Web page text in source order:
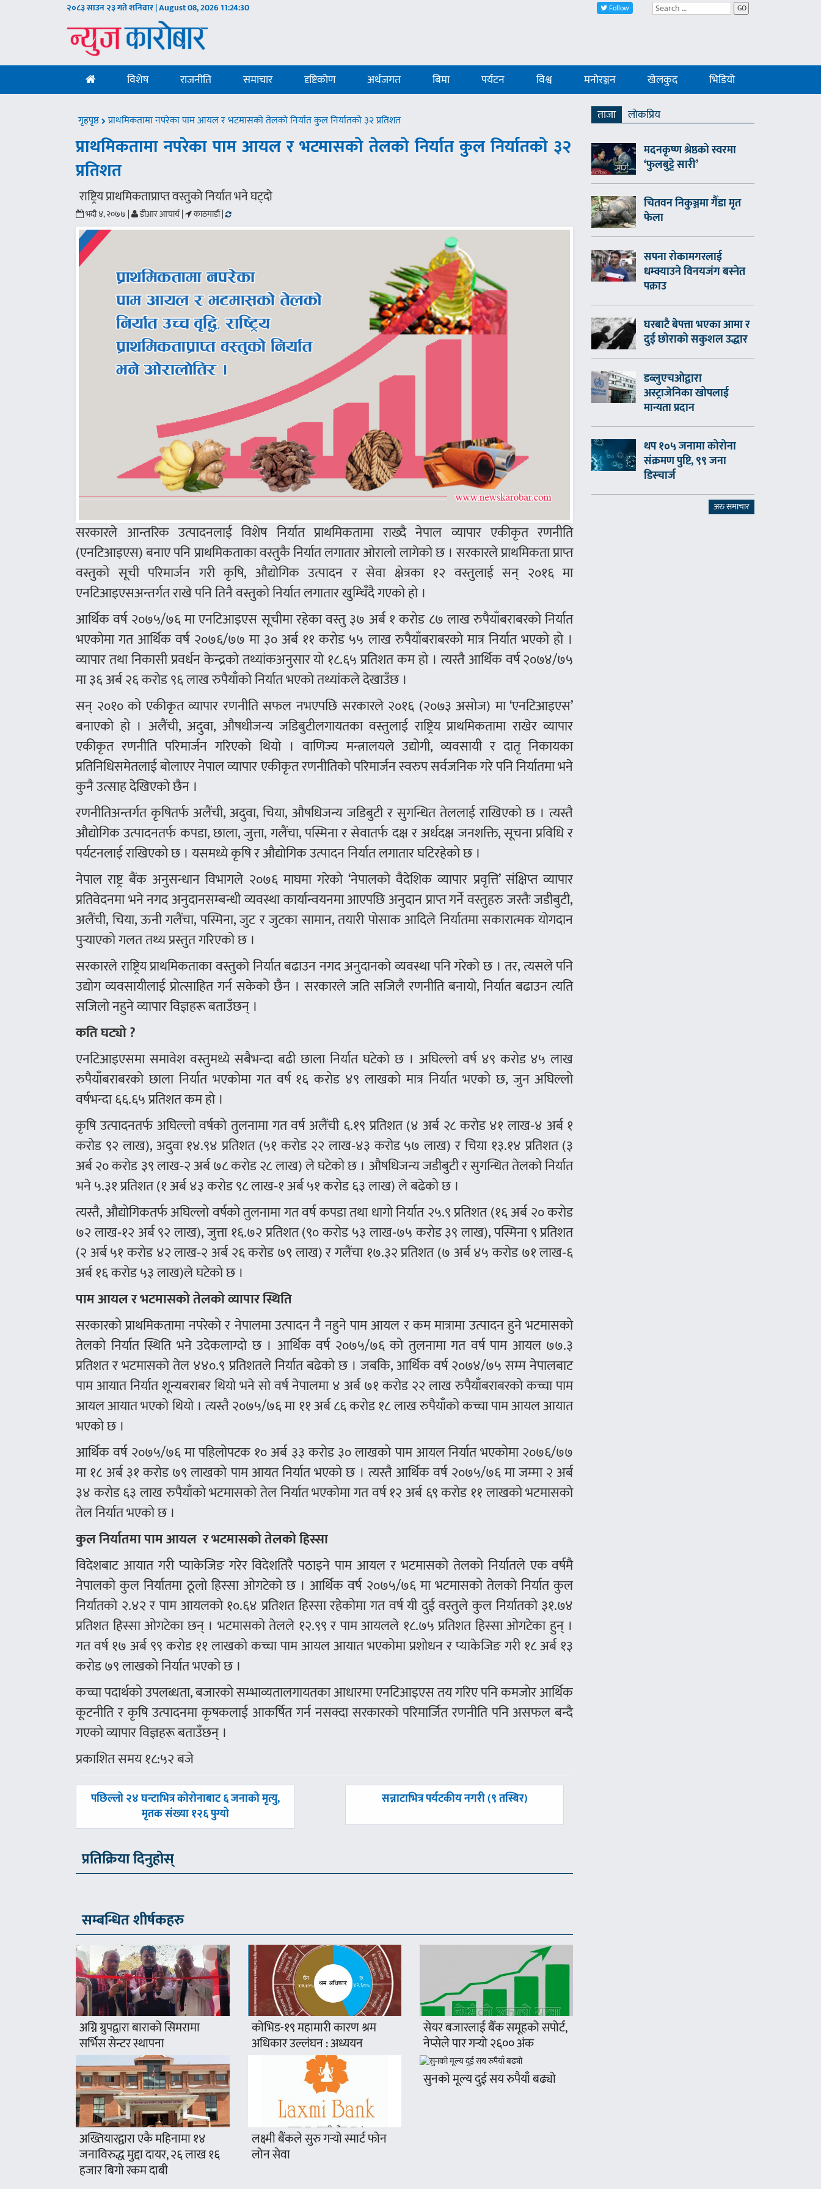
२०८३ साउन २३ गते शनिवार | August 08, 202611:24:31 Follow GO
विशेष राजनीति समाचार दृष्टिकोण अर्थजगत बिमा पर्यटन विश्व मनोरञ्जन खेलकुद भिडियो
गृहपृष्ठ प्राथमिकतामा नपरेका पाम आयल र भटमासको तेलको निर्यात कुल निर्यातको ३२ प्रतिशत
प्राथमिकतामा नपरेका पाम आयल र भटमासको तेलको निर्यात कुल निर्यातको ३२
प्रतिशत
राष्ट्रिय प्राथमिकताप्राप्त वस्तुको निर्यात भने घट्दो
भदौ ४, २०७७ | डीआर आचार्य | काठमाडौं |
सरकारले आन्तरिक उत्पादनलाई विशेष निर्यात प्राथमिकतामा राख्दै नेपाल व्यापार एकीकृत रणनीति
(एनटिआइएस) बनाए पनि प्राथमिकताका वस्तुकै निर्यात लगातार ओरालो लागेको छ । सरकारले प्राथमिकता प्राप्त
वस्तुको सूची परिमार्जन गरी कृषि, औद्योगिक उत्पादन र सेवा क्षेत्रका १२ वस्तुलाई सन् २०१६ मा
एनटिआइएसअन्तर्गत राखे पनि तिनै वस्तुको निर्यात लगातार खुम्चिँदै गएको हो ।
आर्थिक वर्ष २०७५/७६ मा एनटिआइएस सूचीमा रहेका वस्तु ३७ अर्ब १ करोड ८७ लाख रुपैयाँबराबरको निर्यात
भएकोमा गत आर्थिक वर्ष २०७६/७७ मा ३० अर्ब ११ करोड ५५ लाख रुपैयाँबराबरको मात्र निर्यात भएको हो ।
व्यापार तथा निकासी प्रवर्धन केन्द्रको तथ्यांकअनुसार यो १८.६५ प्रतिशत कम हो । त्यस्तै आर्थिक वर्ष २०७४/७५
मा ३६ अर्ब २६ करोड ९६ लाख रुपैयाँको निर्यात भएको तथ्यांकले देखाउँछ ।
सन् २०१० को एकीकृत व्यापार रणनीति सफल नभएपछि सरकारले २०१६ (२०७३ असोज) मा ‘एनटिआइएस’
बनाएको हो । अलैंची, अदुवा, औषधीजन्य जडिबुटीलगायतका वस्तुलाई राष्ट्रिय प्राथमिकतामा राखेर व्यापार
एकीकृत रणनीति परिमार्जन गरिएको थियो । वाणिज्य मन्त्रालयले उद्योगी, व्यवसायी र दातृ निकायका
प्रतिनिधिसमेतलाई बोलाएर नेपाल व्यापार एकीकृत रणनीतिको परिमार्जन स्वरुप सर्वजनिक गरे पनि निर्यातमा भने
कुनै उत्साह देखिएको छैन ।
रणनीतिअन्तर्गत कृषितर्फ अलैंची, अदुवा, चिया, औषधिजन्य जडिबुटी र सुगन्धित तेललाई राखिएको छ । त्यस्तै
औद्योगिक उत्पादनतर्फ कपडा, छाला, जुत्ता, गलैंचा, पस्मिना र सेवातर्फ दक्ष र अर्धदक्ष जनशक्ति, सूचना प्रविधि र
पर्यटनलाई राखिएको छ । यसमध्ये कृषि र औद्योगिक उत्पादन निर्यात लगातार घटिरहेको छ ।
नेपाल राष्ट्र बैंक अनुसन्धान विभागले २०७६ माघमा गरेको ‘नेपालको वैदेशिक व्यापार प्रवृत्ति’ संक्षिप्त व्यापार
प्रतिवेदनमा भने नगद अनुदानसम्बन्धी व्यवस्था कार्यान्वयनमा आएपछि अनुदान प्राप्त गर्ने वस्तुहरु जस्तैः जडीबुटी,
अलैंची, चिया, ऊनी गलैंचा, पस्मिना, जुट र जुटका सामान, तयारी पोसाक आदिले निर्यातमा सकारात्मक योगदान
पुर्‍याएको गलत तथ्य प्रस्तुत गरिएको छ ।
सरकारले राष्ट्रिय प्राथमिकताका वस्तुको निर्यात बढाउन नगद अनुदानको व्यवस्था पनि गरेको छ । तर, त्यसले पनि
उद्योग व्यवसायीलाई प्रोत्साहित गर्न सकेको छैन । सरकारले जति सजिलै रणनीति बनायो, निर्यात बढाउन त्यति
सजिलो नहुने व्यापार विज्ञहरू बताउँछन् ।
कति घट्यो ?
एनटिआइएसमा समावेश वस्तुमध्ये सबैभन्दा बढी छाला निर्यात घटेको छ । अघिल्लो वर्ष ४९ करोड ४५ लाख
रुपैयाँबराबरको छाला निर्यात भएकोमा गत वर्ष १६ करोड ४९ लाखको मात्र निर्यात भएको छ, जुन अघिल्लो
वर्षभन्दा ६६.६५ प्रतिशत कम हो ।
कृषि उत्पादनतर्फ अघिल्लो वर्षको तुलनामा गत वर्ष अलैंची ६.१९ प्रतिशत (४ अर्ब २८ करोड ४१ लाख‑४ अर्ब १
करोड ९२ लाख), अदुवा १४.९४ प्रतिशत (५१ करोड २२ लाख‑४३ करोड ५७ लाख) र चिया १३.१४ प्रतिशत (३
अर्ब २० करोड ३९ लाख‑२ अर्ब ७८ करोड २८ लाख) ले घटेको छ । औषधिजन्य जडीबुटी र सुगन्धित तेलको निर्यात
भने ५.३१ प्रतिशत (१ अर्ब ४३ करोड ९८ लाख‑१ अर्ब ५१ करोड ६३ लाख) ले बढेको छ ।
त्यस्तै, औद्योगिकतर्फ अघिल्लो वर्षको तुलनामा गत वर्ष कपडा तथा धागो निर्यात २५.९ प्रतिशत (१६ अर्ब २० करोड
७२ लाख‑१२ अर्ब ९२ लाख), जुत्ता १६.७२ प्रतिशत (९० करोड ५३ लाख‑७५ करोड ३९ लाख), पस्मिना ९ प्रतिशत
(२ अर्ब ५१ करोड ४२ लाख‑२ अर्ब २६ करोड ७९ लाख) र गलैंचा १७.३२ प्रतिशत (७ अर्ब ४५ करोड ७१ लाख‑६
अर्ब १६ करोड ५३ लाख)ले घटेको छ ।
पाम आयल र भटमासको तेलको व्यापार स्थिति
सरकारको प्राथमिकतामा नपरेको र नेपालमा उत्पादन नै नहुने पाम आयल र कम मात्रामा उत्पादन हुने भटमासको
तेलको निर्यात स्थिति भने उदेकलाग्दो छ । आर्थिक वर्ष २०७५/७६ को तुलनामा गत वर्ष पाम आयल ७७.३
प्रतिशत र भटमासको तेल ४४०.९ प्रतिशतले निर्यात बढेको छ । जबकि, आर्थिक वर्ष २०७४/७५ सम्म नेपालबाट
पाम आयात निर्यात शून्यबराबर थियो भने सो वर्ष नेपालमा ४ अर्ब ७१ करोड २२ लाख रुपैयाँबराबरको कच्चा पाम
आयल आयात भएको थियो । त्यस्तै २०७५/७६ मा ११ अर्ब ८६ करोड १८ लाख रुपैयाँको कच्चा पाम आयल आयात
भएको छ ।
आर्थिक वर्ष २०७५/७६ मा पहिलोपटक १० अर्ब ३३ करोड ३० लाखको पाम आयल निर्यात भएकोमा २०७६/७७
मा १८ अर्ब ३१ करोड ७९ लाखको पाम आयत निर्यात भएको छ । त्यस्तै आर्थिक वर्ष २०७५/७६ मा जम्मा २ अर्ब
३४ करोड ६३ लाख रुपैयाँको भटमासको तेल निर्यात भएकोमा गत वर्ष १२ अर्ब ६९ करोड ११ लाखको भटमासको
तेल निर्यात भएको छ ।
कुल निर्यातमा पाम आयल र भटमासको तेलको हिस्सा
विदेशबाट आयात गरी प्याकेजिङ गरेर विदेशतिरै पठाइने पाम आयल र भटमासको तेलको निर्यातले एक वर्षमै
नेपालको कुल निर्यातमा ठूलो हिस्सा ओगटेको छ । आर्थिक वर्ष २०७५/७६ मा भटमासको तेलको निर्यात कुल
निर्यातको २.४२ र पाम आयलको १०.६४ प्रतिशत हिस्सा रहेकोमा गत वर्ष यी दुई वस्तुले कुल निर्यातको ३१.७४
प्रतिशत हिस्सा ओगटेका छन् । भटमासको तेलले १२.९९ र पाम आयलले १८.७५ प्रतिशत हिस्सा ओगटेका हुन् ।
गत वर्ष १७ अर्ब ९९ करोड ११ लाखको कच्चा पाम आयल आयात भएकोमा प्रशोधन र प्याकेजिङ गरी १८ अर्ब १३
करोड ७९ लाखको निर्यात भएको छ ।
कच्चा पदार्थको उपलब्धता, बजारको सम्भाव्यतालगायतका आधारमा एनटिआइएस तय गरिए पनि कमजोर आर्थिक
कूटनीति र कृषि उत्पादनमा कृषकलाई आकर्षित गर्न नसक्दा सरकारको परिमार्जित रणनीति पनि असफल बन्दै
गएको व्यापार विज्ञहरू बताउँछन् ।
प्रकाशित समय १८:५२ बजे
पछिल्लाे
पछिल्लो २४ घन्टाभित्र कोरोनाबाट ६ जनाको मृत्यु,
मृतक संख्या १२६ पुग्यो
अघिल्लाे
सन्नाटाभित्र पर्यटकीय नगरी (९ तस्बिर)
प्रतिक्रिया दिनुहोस्
सम्बन्धित शीर्षकहरु
अग्नि ग्रुपद्वारा बाराको सिमरामा
सर्भिस सेन्टर स्थापना
कोभिड-१९ महामारी कारण श्रम
अधिकार उल्लंघन : अध्ययन
सेयर बजारलाई बैँक समूहको सपोर्ट,
नेप्सेले पार गर्‍यो २६०० अंक
अख्तियारद्वारा एकै महिनामा १४
जनाविरुद्ध मुद्दा दायर, २६ लाख १६
हजार बिगो रकम दाबी
लक्ष्मी बैंकले सुरु गर्‍यो स्मार्ट फोन
लोन सेवा
सुनको मूल्य दुई सय रुपैयाँ बढ्यो
ताजा
लाेकप्रिय
मदनकृष्ण श्रेष्ठको स्वरमा
‘फुलबुट्टे सारी’
चितवन निकुञ्जमा गैँडा मृत
फेला
सपना रोकामगरलाई
धम्क्याउने विनयजंग बस्नेत
पक्राउ
घरबाटै बेपत्ता भएका आमा र
दुई छोराको सकुशल उद्धार
डब्लुएचओद्वारा
अस्ट्राजेनिका खोपलाई
मान्यता प्रदान
थप १०५ जनामा कोरोना
संक्रमण पुष्टि, ९९ जना
डिस्चार्ज
अरु समाचार